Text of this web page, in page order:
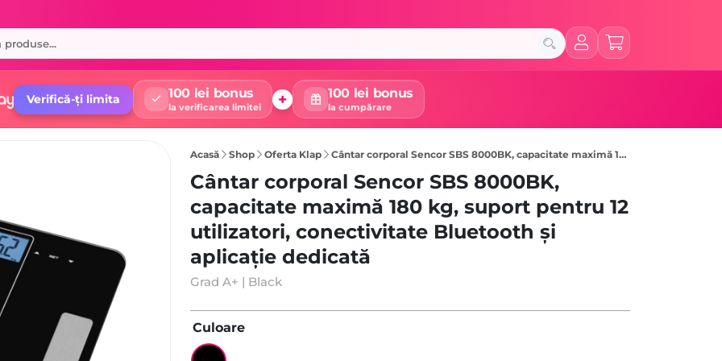
Verifică-ți limita 100 lei bonus
la verificarea limitei + 100 lei bonus
la cumpărare
Acasă Shop Oferta Klap Cântar corporal Sencor SBS 8000BK, capacitate maximă 180 kg, suport pentru 12 utilizatori, conectivitate Bluetooth și aplicație dedicată, Black
Cântar corporal Sencor SBS 8000BK,
capacitate maximă 180 kg, suport pentru 12
utilizatori, conectivitate Bluetooth și
aplicație dedicată
Grad A+ | Black
Culoare